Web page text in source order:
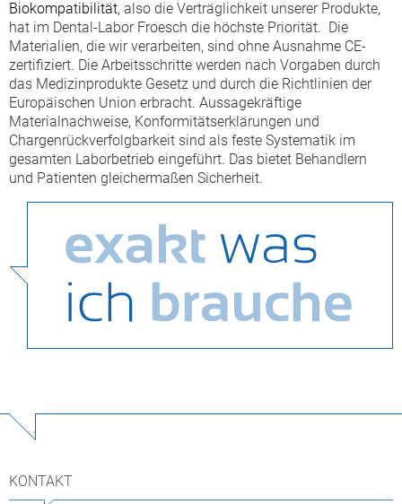
Biokompatibilität, also die Verträglichkeit unserer Produkte,
hat im Dental-Labor Froesch die höchste Priorität. Die
Materialien, die wir verarbeiten, sind ohne Ausnahme CE-
zertifiziert. Die Arbeitsschritte werden nach Vorgaben durch
das Medizinprodukte Gesetz und durch die Richtlinien der
Europäischen Union erbracht. Aussagekräftige
Materialnachweise, Konformitätserklärungen und
Chargenrückverfolgbarkeit sind als feste Systematik im
gesamten Laborbetrieb eingeführt. Das bietet Behandlern
und Patienten gleichermaßen Sicherheit.
KONTAKT